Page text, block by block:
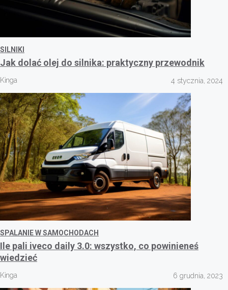
SILNIKI
Jak dolać olej do silnika: praktyczny przewodnik
Kinga 4 stycznia, 2024
SPALANIE W SAMOCHODACH
Ile pali iveco daily 3.0: wszystko, co powinieneś
wiedzieć
Kinga 6 grudnia, 2023